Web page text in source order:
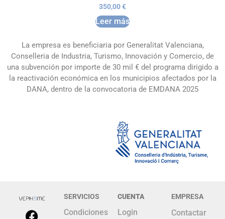
350,00€
Leer más
La empresa es beneficiaria por Generalitat Valenciana,
Conselleria de Industria, Turismo, Innovación y Comercio, de
una subvención por importe de 30 mil € del programa dirigido a
la reactivación económica en los municipios afectados por la
DANA, dentro de la convocatoria de EMDANA 2025
SERVICIOS
Condiciones
CUENTA
Login
EMPRESA
Contactar